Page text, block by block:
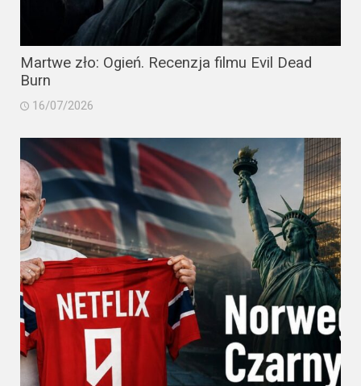
Martwe zło: Ogień. Recenzja filmu Evil Dead
Burn
16/07/2026